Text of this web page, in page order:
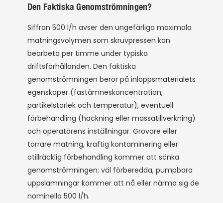
Den Faktiska Genomströmningen?
Siffran 500 l/h avser den ungefärliga maximala
matningsvolymen som skruvpressen kan
bearbeta per timme under typiska
driftsförhållanden. Den faktiska
genomströmningen beror på inloppsmaterialets
egenskaper (fastämneskoncentration,
partikelstorlek och temperatur), eventuell
förbehandling (hackning eller massatillverkning)
och operatörens inställningar. Grovare eller
torrare matning, kraftig kontaminering eller
otillräcklig förbehandling kommer att sänka
genomströmningen; väl förberedda, pumpbara
uppslamningar kommer att nå eller närma sig de
nominella 500 l/h.